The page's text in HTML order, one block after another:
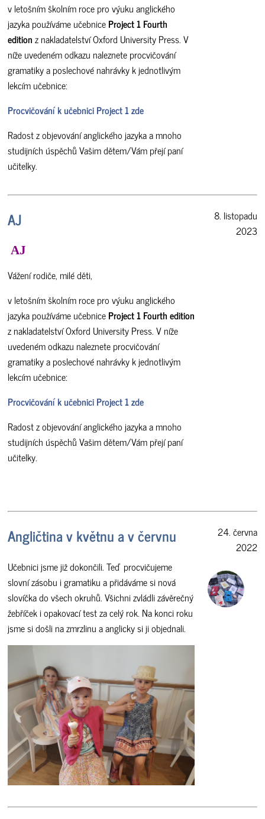
v letošním školním roce pro výuku anglického
jazyka používáme učebniceProject 1 Fourth
editionz nakladatelství Oxford University Press. V
níže uvedeném odkazu naleznete procvičování
gramatiky a poslechové nahrávky k jednotlivým
lekcím učebnice:
Procvičování k učebnici Project 1 zde
Radost z objevování anglického jazyka a mnoho
studijních úspěchů Vašim dětem/Vám přejí paní
učitelky.
AJ
AJ
Vážení rodiče, milé děti,
v letošním školním roce pro výuku anglického
jazyka používáme učebniceProject 1 Fourth edition
z nakladatelství Oxford University Press. V níže
uvedeném odkazu naleznete procvičování
gramatiky a poslechové nahrávky k jednotlivým
lekcím učebnice:
Procvičování k učebnici Project 1 zde
Radost z objevování anglického jazyka a mnoho
studijních úspěchů Vašim dětem/Vám přejí paní
učitelky.
8. listopadu
2023
Angličtina v květnu a v červnu
Učebnici jsme již dokončili. Teď procvičujeme
slovní zásobu i gramatiku a přidáváme si nová
slovíčka do všech okruhů. Všichni zvládli závěrečný
žebříček i opakovací test za celý rok. Na konci roku
jsme si došli na zmrzlinu a anglicky si ji objednali.
24. června
2022